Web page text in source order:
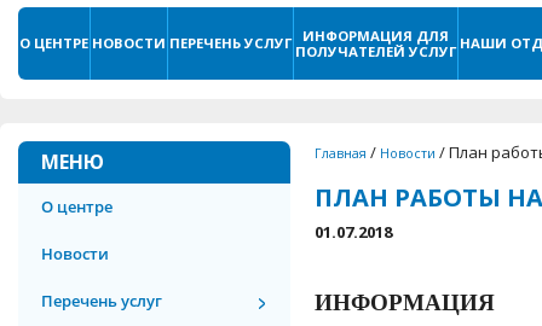
О ЦЕНТРЕ НОВОСТИ ПЕРЕЧЕНЬ УСЛУГ
ИНФОРМАЦИЯ ДЛЯ
ПОЛУЧАТЕЛЕЙ УСЛУГ НАШИ
МЕНЮ
О центре
Новости
Перечень услуг
Главная / Новости /План
ПЛАН РАБОТЫ
01.07.2018
ИНФОРМАЦИЯ